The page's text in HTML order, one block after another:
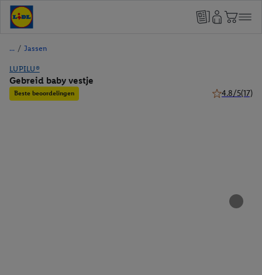
/ Jassen
LUPILU®
Gebreid baby vestje
Beste beoordelingen 4.8/5(17)